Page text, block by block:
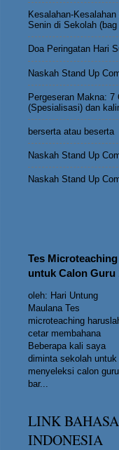
Kesalahan-
Senin di Sekolah (bag
Doa Peringatan Hari
Naskah Stand Up
Pergeseran Makna:
(Spesialisasi) dan
berserta atau beserta
Naskah Stand Up
Naskah Stand Up
Tes Microteaching
untuk Calon Guru
oleh: Hari Untung
Maulana Tes
microteaching
cetar membahana
Beberapa kali saya
diminta sekolah untuk
menyeleksi calon guru
bar...
LINK BAHASA
INDONESIA